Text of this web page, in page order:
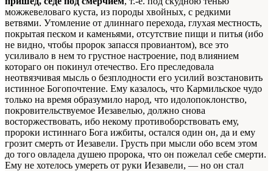
можжевеловаго куста, из породы хвойных, с редкими
ветвями. Утомление от длиннаго перехода, глухая местность,
покрытая песком и каменьями, отсутствие пищи и питья (ибо
не видно, чтобы пророк запасся провиантом), все это
усиливало в нем то грустное настроение, под влиянием
котораго он покинул отечество. Его преследовала
неотвязчивая мысль о безплодности его усилий возстановить
истинное Богопочтение. Ему казалось, что Кармильское чудо
только на время образумило народ, что идолопоклонство,
покровительствуемое Иезавелью, должно снова
восторжествовать, ибо некому противоборствовать ему,
пророки истиннаго Бога ижбиты, остался один он, да и ему
грозит смерть от Иезавели. Грусть при мысли обо всем этом
до того овладела душею пророка, что он пожелал себе смерти.
Ему не хотелось умереть от руки Иезавели, — но он стал